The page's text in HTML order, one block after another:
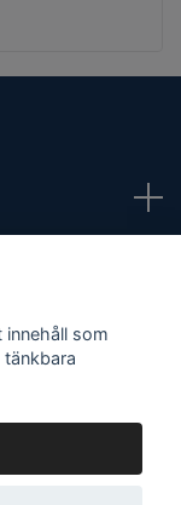
som